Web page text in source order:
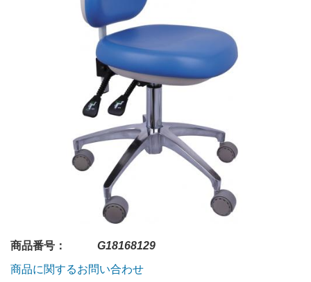
商品番号：
G18168129
商品に関するお問い合わせ